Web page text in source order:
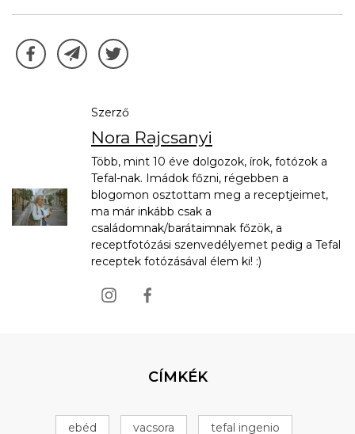
Szerző
Nora Rajcsanyi
Több, mint 10 éve dolgozok, írok, fotózok a
Tefal-nak. Imádok főzni, régebben a
blogomon osztottam meg a receptjeimet,
ma már inkább csak a
családomnak/barátaimnak főzök, a
receptfotózási szenvedélyemet pedig a Tefal
receptek fotózásával élem ki! :)
CÍMKÉK
ebéd vacsora tefal ingenio